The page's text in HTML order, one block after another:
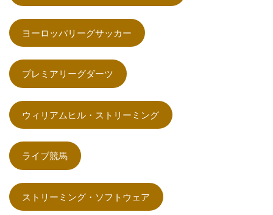
ヨーロッパリーグサッカー
プレミアリーグダーツ
ウィリアムヒル・ストリーミング
ライブ競馬
ストリーミング・ソフトウェア